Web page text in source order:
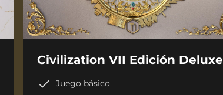
Civilization VII Edición Deluxe
Juego básico